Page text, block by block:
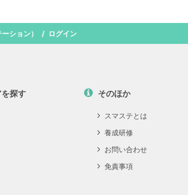
ション） ログイン
探す そのほか
スマステとは
養成研修
お問い合わせ
免責事項